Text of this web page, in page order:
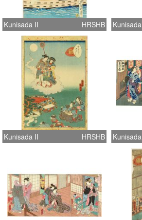
Kunisada II HRSHB
Kunisada II HRSHB